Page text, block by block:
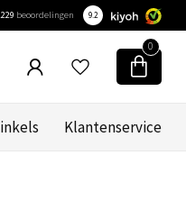
beoordelingen 9.2
0
Klantenservice